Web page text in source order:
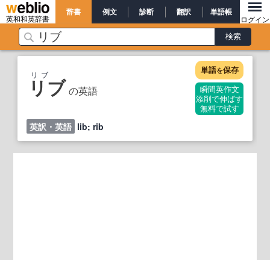
英和和英辞書
辞書 例文 診断 翻訳 単語帳
ログイン
リブ の英語
リブ 単語を保存
瞬間英作文
添削で伸ばす
無料で試す
英訳・英語 lib; rib